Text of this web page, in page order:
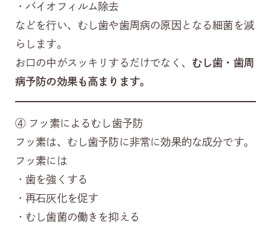
・バイオフィルム除去
などを行い、むし歯や歯周病の原因となる細菌を減
らします。
お口の中がスッキリするだけでなく、 むし歯・歯周
病予防の効果も高まります。
④ フッ素によるむし歯予防
フッ素は、むし歯予防に非常に効果的な成分です。
フッ素には
・歯を強くする
・再石灰化を促す
・むし歯菌の働きを抑える